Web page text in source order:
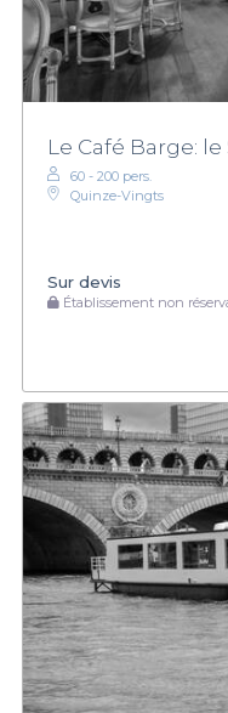
Le Café Barge:
60 - 200 pers.
Quinze-Vingts
Sur devis
Établissement non